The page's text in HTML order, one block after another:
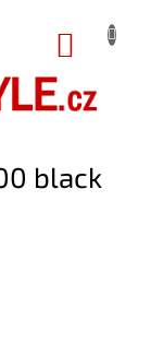
black